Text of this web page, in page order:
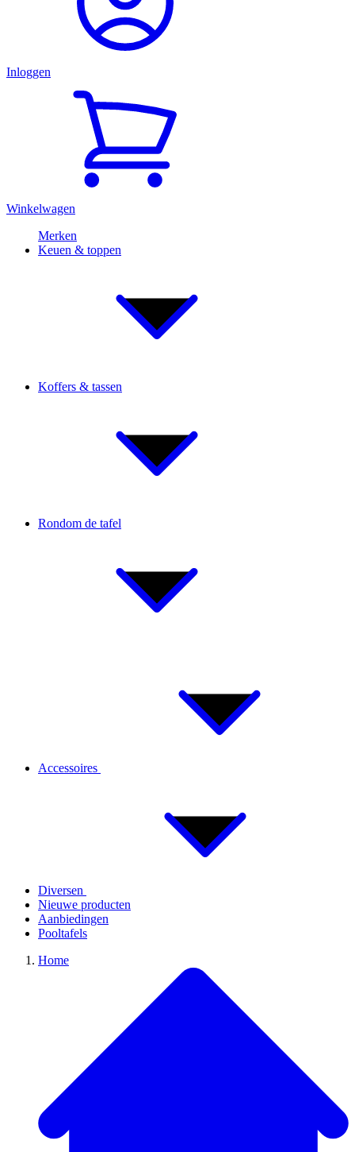
Inloggen
Winkelwagen
Merken
Keuen & toppen
Koffers & tassen
Rondom de tafel
Accessoires
Diversen
Nieuwe producten
Aanbiedingen
Pooltafels
Home